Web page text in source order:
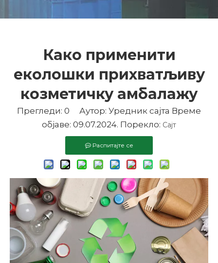
Како применити
еколошки прихватљиву
козметичку амбалажу
Прегледи: 0 Аутор: Уредник сајта Време
објаве: 09.07.2024. Порекло: Сајт
Распитајте се